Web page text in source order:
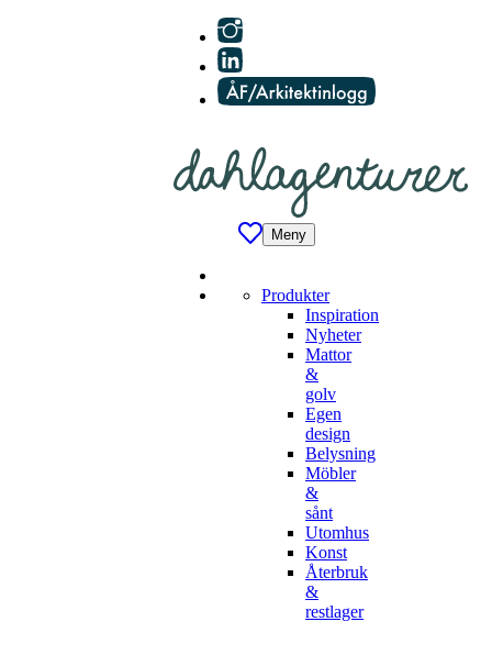
Meny
Produkter
Inspiration
Nyheter
Mattor
&
golv
Egen
design
Belysning
Möbler
&
sånt
Utomhus
Konst
Återbruk
&
restlager